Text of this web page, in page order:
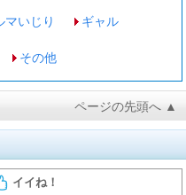
マいじり ギャル
その他
ページの先頭へ ▲
イイね！